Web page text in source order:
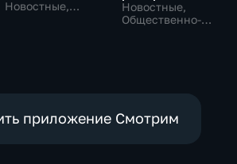
Новостные,
Новостные,
Общественно-
приложение Смотрим